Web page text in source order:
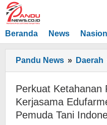
Lewati
ke
konten
Beranda News
Pandu News » Daerah
Perkuat Ketahanan
Kerjasama
Pemuda Tani